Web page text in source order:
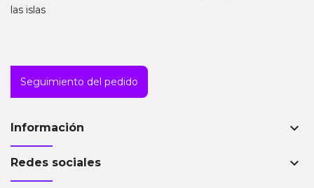
las islas
Seguimiento del pedido
Información keyboard_arrow_down
Redes sociales keyboard_arrow_down